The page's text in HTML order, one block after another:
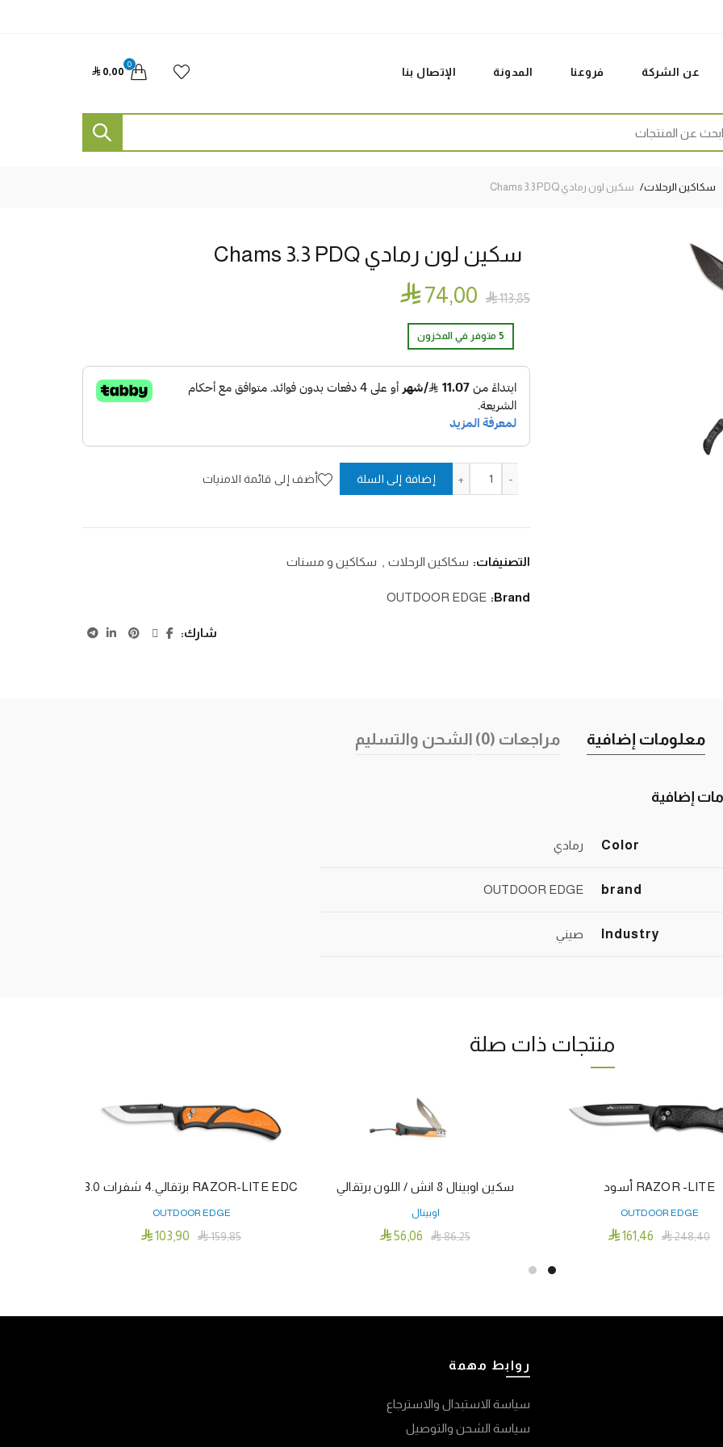
عن الشركة فروعنا المدونة الإتصال بنا
0
 0٫00
سكاكين الرحلات سكين لون رمادي Chams 3.3 PDQ
سكين لون رمادي Chams 3.3 PDQ
 113٫85  74٫00
5 متوفر في المخزون
إضافة إلى السلة أضف إلى قائمة الامنيات
التصنيفات: سكاكين الرحلات سكاكين و مسنات
Brand:
OUTDOOR EDGE
شارك
معلومات إضافية مراجعات (0) الشحن والتسليم
إضافية
Color رمادي
brand
OUTDOOR EDGE
Industry صيني
منتجات ذات صلة
RAZOR -LITE أسود
OUTDOOR EDGE

248٫40  161٫46
سكين اوبينال 8 انش / اللون برتقالي
اوبينال

86٫25  56٫06
RAZOR-LITE EDC برتقالي.4 شفرات 3.0
OUTDOOR EDGE

159٫85  103٫90
روابط مهمة
سياسة الاستبدال والاسترجاع
سياسة الشحن والتوصيل